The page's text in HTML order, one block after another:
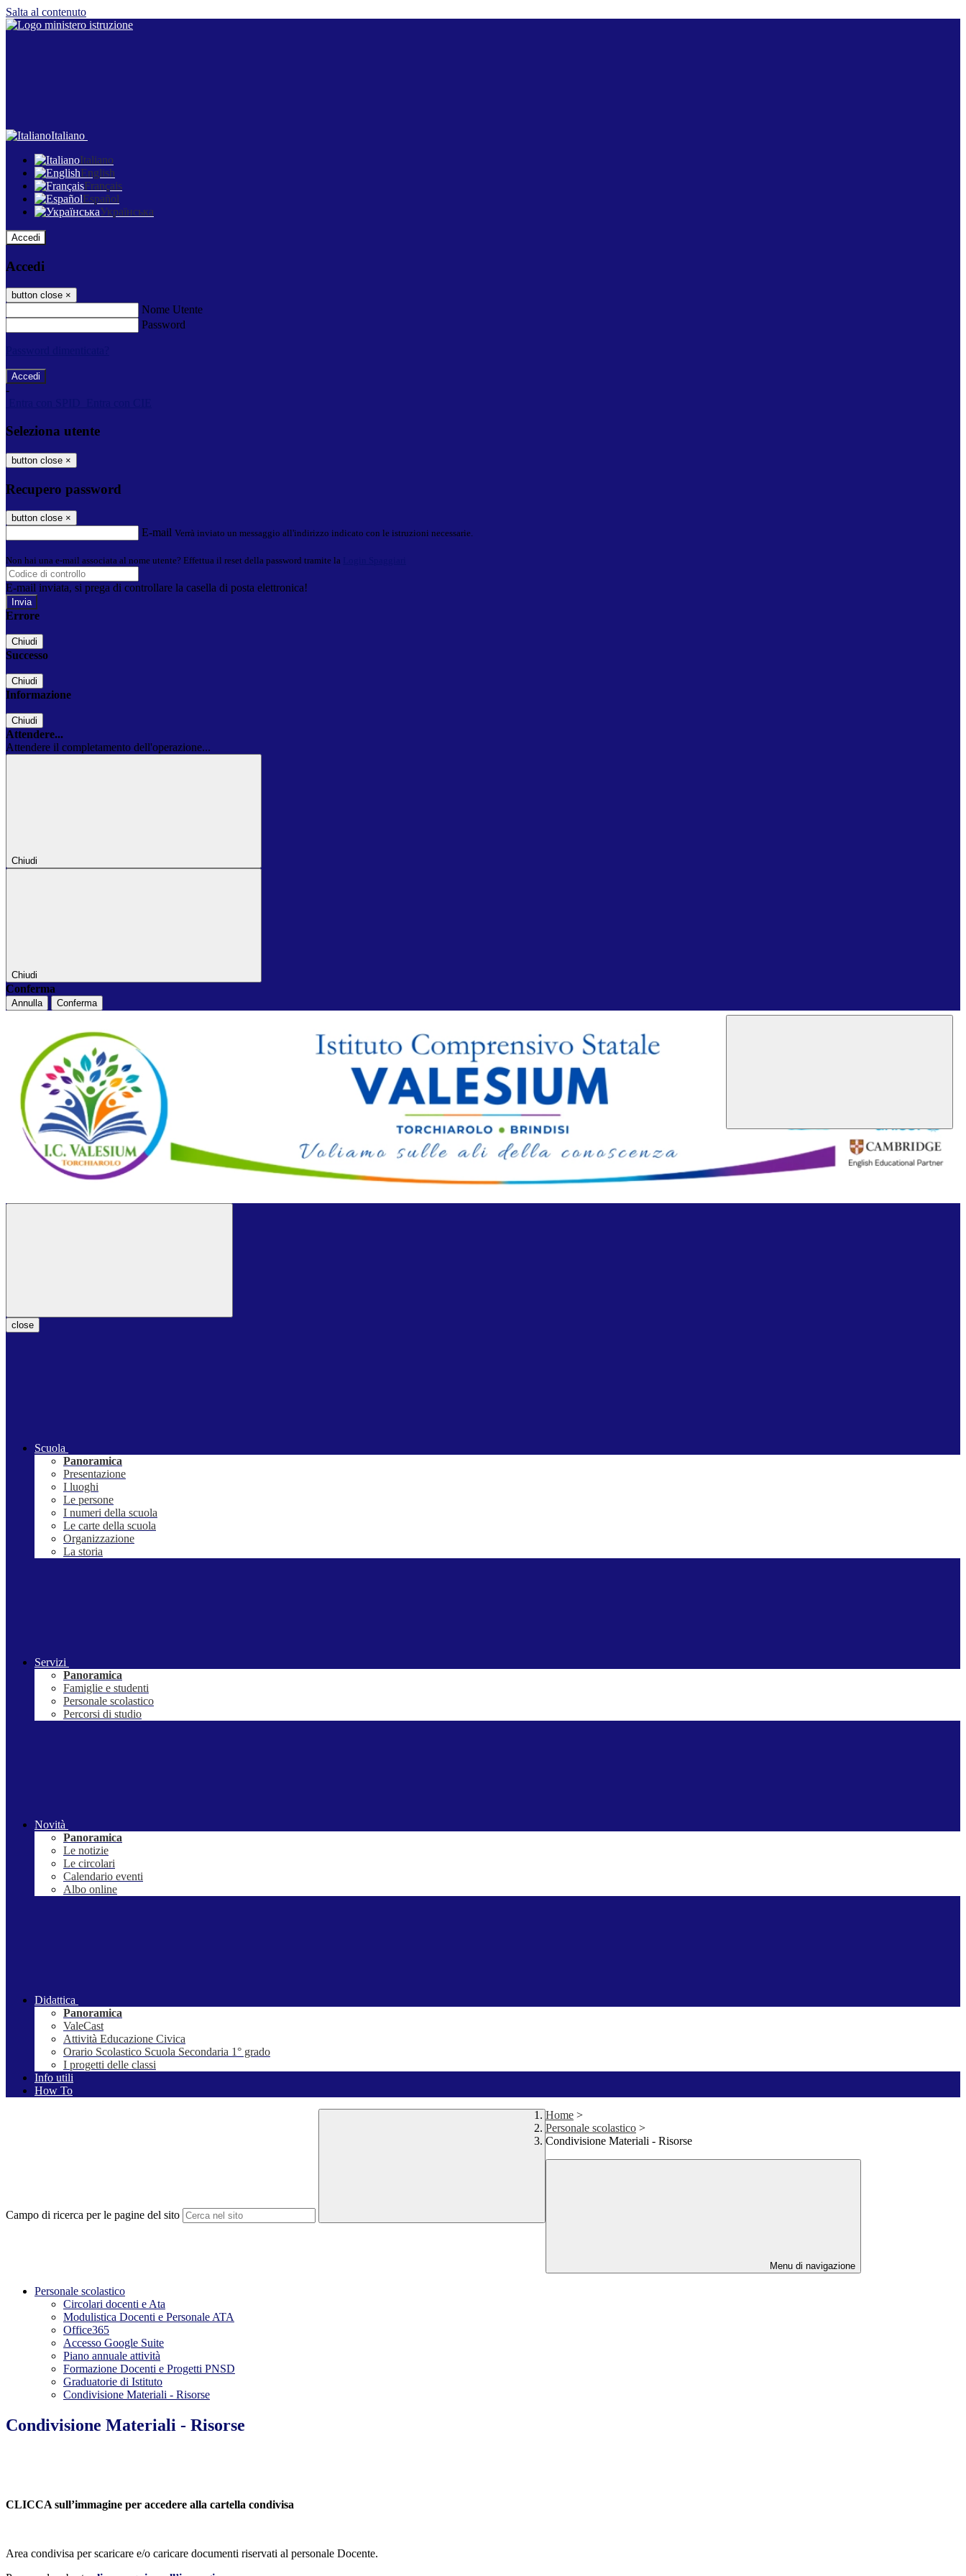
Salta al contenuto
Italiano
Italiano
English
Français
Español
Українська
Accedi
Accedi
button close ×
Nome Utente
Password
-
Seleziona utente
button close ×
Recupero password
button close ×
E-mail Verrà inviato un messaggio all'indirizzo indicato con le istruzioni necessarie.
Non hai una e-mail associata al nome utente? Effettua il reset della password tramite la
E-mail inviata, si prega di controllare la casella di posta elettronica!
Errore
Chiudi
Successo
Chiudi
Informazione
Chiudi
Attendere...
Attendere il completamento dell'operazione...
Chiudi
Chiudi
Conferma
Annulla Conferma
close
Scuola
Panoramica
Presentazione
I luoghi
Le persone
I numeri della scuola
Le carte della scuola
Organizzazione
La storia
Servizi
Panoramica
Famiglie e studenti
Personale scolastico
Percorsi di studio
Novità
Panoramica
Le notizie
Le circolari
Calendario eventi
Albo online
Didattica
Panoramica
ValeCast
Attività Educazione Civica
Orario Scolastico Scuola Secondaria 1° grado
I progetti delle classi
Info utili
How To
Campo di ricerca per le pagine del sito
Home >
Personale scolastico >
Condivisione Materiali - Risorse
Menu di navigazione
Personale scolastico
Circolari docenti e Ata
Modulistica Docenti e Personale ATA
Office365
Accesso Google Suite
Piano annuale attività
Formazione Docenti e Progetti PNSD
Graduatorie di Istituto
Condivisione Materiali - Risorse
Condivisione Materiali - Risorse
CLICCA sull’immagine per accedere alla cartella condivisa
Area condivisa per scaricare e/o caricare documenti riservati al personale Docente.